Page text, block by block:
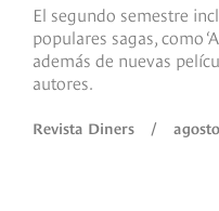
El segundo semestre
populares sagas, como
además de nuevas
autores.
Revista Diners /